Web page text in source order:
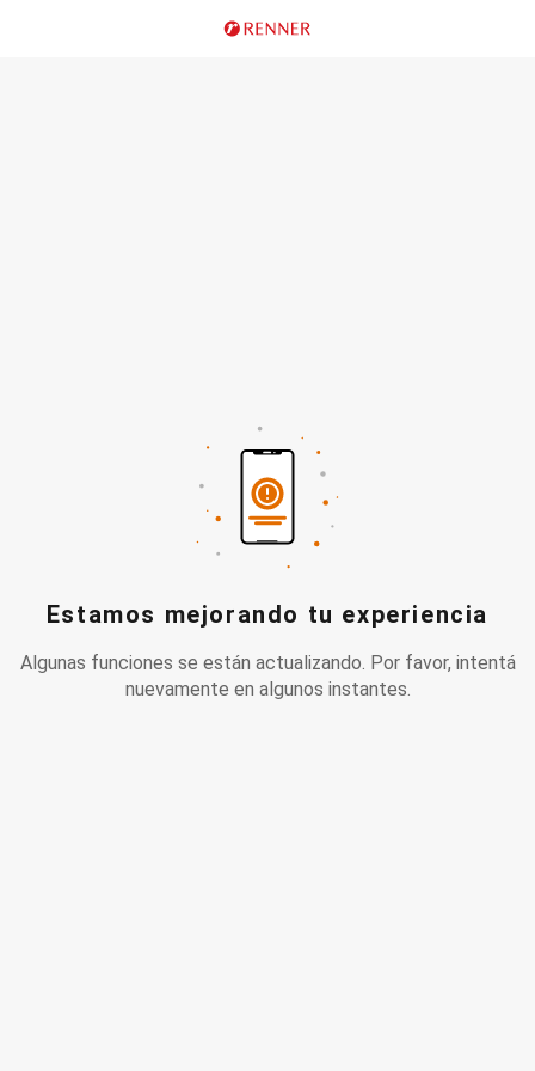
Estamos mejorando tu experiencia
Algunas funciones se están actualizando. Por favor, intentá
nuevamente en algunos instantes.